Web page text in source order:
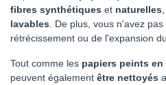
fibres synthétiques et naturelles
lavables. De plus, vous n'avez
rétrécissement ou de l'expansion
Tout comme les papiers peints
peuvent également être nettoyés